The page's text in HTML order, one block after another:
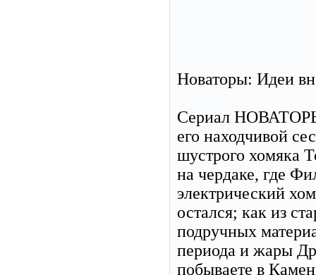
Новаторы: Идеи
Сериал НОВАТОРЫ
его находчивой
шустрого хомяка
на чердаке, где
электрический
остался; как из
подручных
периода и жары
побываете в